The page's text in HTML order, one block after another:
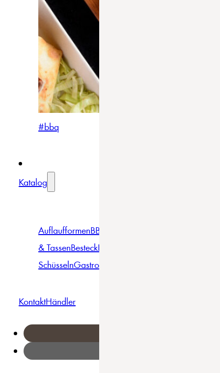
#bbq
Katalog
AuflaufformenBBQ
& TassenBesteckBowls &
SchüsselnGastro
KontaktHändler